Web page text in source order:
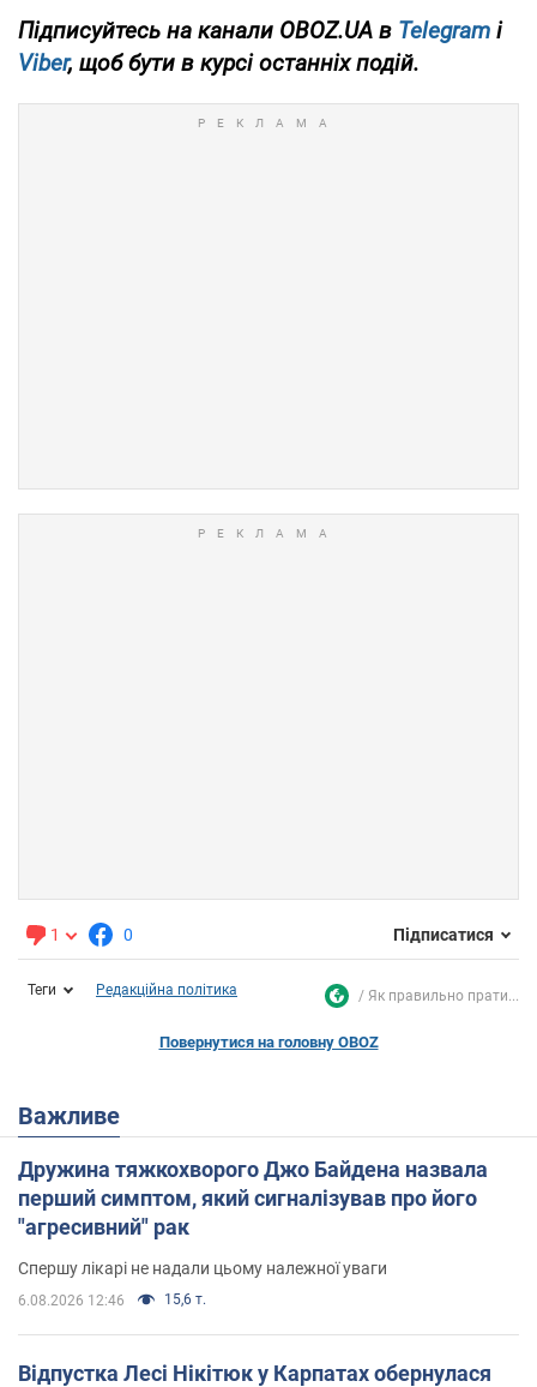
Підписуйтесь на канали OBOZ.UA в Telegram і
Viber, щоб бути в курсі останніх подій.
1 0 Підписатися
Теги Редакційна політика Як правильно прати...
Повернутися на головну OBOZ
Важливе
Дружина тяжкохворого Джо Байдена назвала
перший симптом, який сигналізував про його
"агресивний" рак
Спершу лікарі не надали цьому належної уваги
6.08.2026 12:46 15,6 т.
Відпустка Лесі Нікітюк у Карпатах обернулася